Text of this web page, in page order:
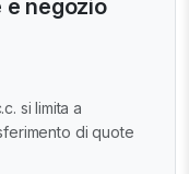
negozio
si limita a
di quote